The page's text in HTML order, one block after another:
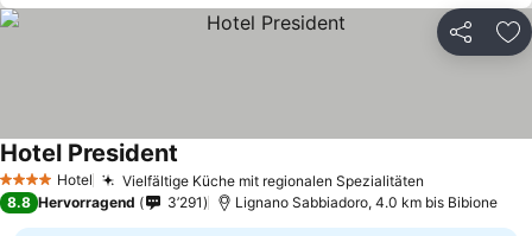
Teilen
4 Sterne Hotel Vielfältige Küche mit regionalen Spezialitäten
Hotel President
8.8 Hervorragend 3’291 Lignano Sabbiadoro, 4.0 km bis Bibione